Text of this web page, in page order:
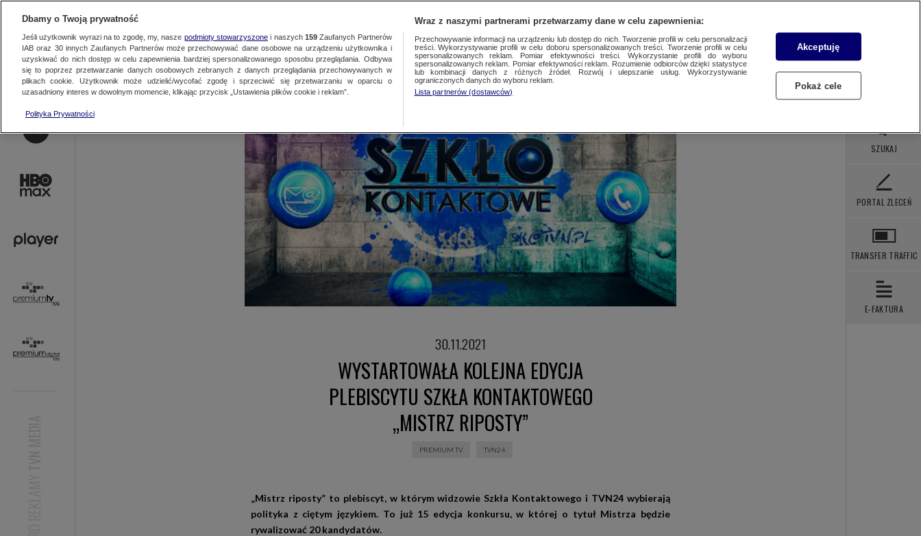
AKTUALNOŚCI MEDIA DO POBRANIA
SZUKAJ
PORTAL ZLECEŃ
TRANSFER TRAFFIC
E-FAKTURA
30.11.2021
WYSTARTOWAŁA KOLEJNA EDYCJA
PLEBISCYTU SZKŁA KONTAKTOWEGO
„MISTRZ RIPOSTY”
PREMIUM TV TVN24
„Mistrz riposty” to plebiscyt, w którym widzowie Szkła Kontaktowego i TVN24 wybierają
polityka z ciętym językiem. To już 15 edycja konkursu, w której o tytuł Mistrza będzie
rywalizować 20 kandydatów.
Dbamy o Twoją prywatność
Jeśli użytkownik wyrazi na to zgodę, my, nasze podmioty stowarzyszonei naszych 159Zaufanych Partnerów
IAB oraz 30innych Zaufanych Partnerów może przechowywać dane osobowe na urządzeniu użytkownika i
uzyskiwać do nich dostęp w celu zapewnienia bardziej spersonalizowanego sposobu przeglądania. Odbywa
się to poprzez przetwarzanie danych osobowych zebranych z danych przeglądania przechowywanych w
plikach cookie. Użytkownik może udzielić/wycofać zgodę i sprzeciwić się przetwarzaniu w oparciu o
uzasadniony interes w dowolnym momencie, klikając przycisk „Ustawienia plików cookie i reklam”.
Polityka Prywatności
Wraz z naszymi partnerami przetwarzamy dane w celu zapewnienia:
Przechowywanie informacji na urządzeniu lub dostęp do nich. Tworzenie profili w celu personalizacji
treści. Wykorzystywanie profili w celu doboru spersonalizowanych treści. Tworzenie profili w celu
spersonalizowanych reklam. Pomiar efektywności treści. Wykorzystanie profili do wyboru
spersonalizowanych reklam. Pomiar efektywności reklam. Rozumienie odbiorców dzięki statystyce
lub kombinacji danych z różnych źródeł. Rozwój i ulepszanie usług. Wykorzystywanie
ograniczonych danych do wyboru reklam.
Lista partnerów (dostawców)
Akceptuję
Pokaż cele